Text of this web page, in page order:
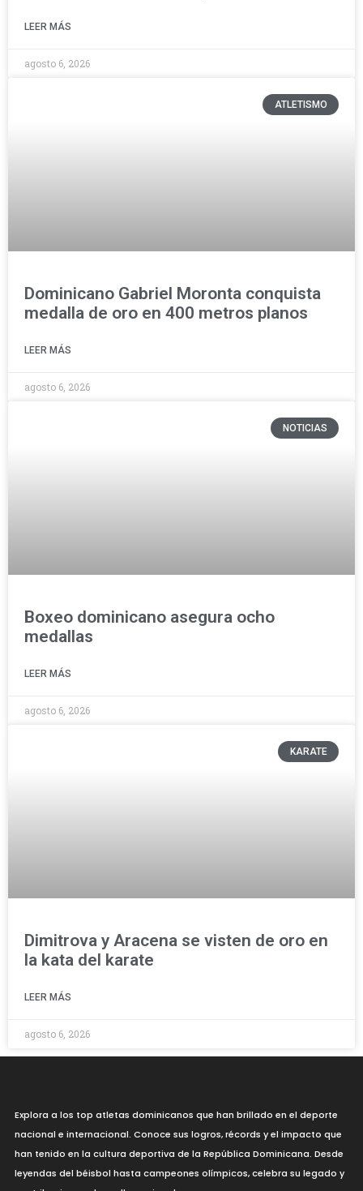
LEER MÁS
agosto 6, 2026
ATLETISMO
Dominicano Gabriel Moronta conquista
medalla de oro en 400 metros planos
LEER MÁS
agosto 6, 2026
NOTICIAS
Boxeo dominicano asegura ocho
medallas
LEER MÁS
agosto 6, 2026
KARATE
Dimitrova y Aracena se visten de oro en
la kata del karate
LEER MÁS
agosto 6, 2026
Explora a los top atletas dominicanos que han brillado en el deporte
nacional e internacional. Conoce sus logros, récords y el impacto que
han tenido en la cultura deportiva de la República Dominicana. Desde
leyendas del béisbol hasta campeones olímpicos, celebra su legado y